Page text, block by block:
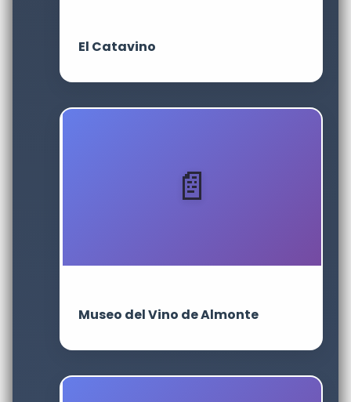
El Catavino
Museo del Vino de Almonte